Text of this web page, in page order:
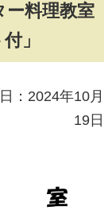
料理教室
」
：2024年10月
19日